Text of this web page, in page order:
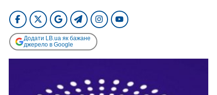
Додати LB.ua як бажане
джерело в Google